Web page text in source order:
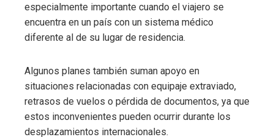
especialmente importante cuando el viajero se
encuentra en un país con un sistema médico
diferente al de su lugar de residencia.
Algunos planes también suman apoyo en
situaciones relacionadas con equipaje extraviado,
retrasos de vuelos o pérdida de documentos, ya que
estos inconvenientes pueden ocurrir durante los
desplazamientos internacionales.